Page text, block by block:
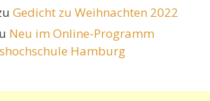
Gedicht zu Weihnachten 2022
Neu im Online-Programm
Hamburg